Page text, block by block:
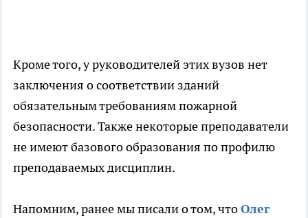
Кроме того, у руководителей этих вузов нет
заключения о соответствии зданий
обязательным требованиям пожарной
безопасности. Также некоторые преподаватели
не имеют базового образования по профилю
преподаваемых дисциплин.
Напомним, ранее мы писали о том, чтоОлег